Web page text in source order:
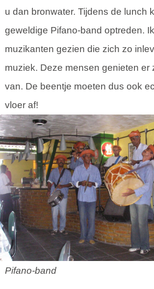
u dan bronwater. Tijdens de lunch
geweldige Pifano-band optreden.
muzikanten gezien die zich zo
muziek. Deze mensen genieten er
van. De beentje moeten dus ook
vloer af!
Pifano-band